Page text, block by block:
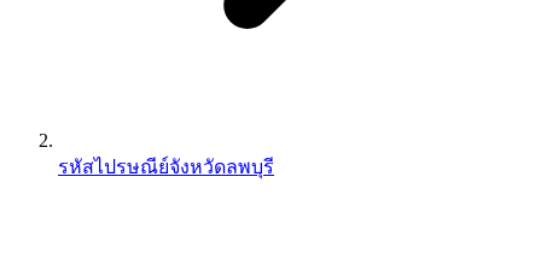
รหัสไปรษณีย์จังหวัดลพบุรี